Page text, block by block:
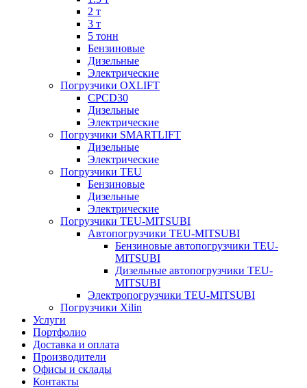
2 т
3 т
5 тонн
Бензиновые
Дизельные
Электрические
Погрузчики OXLIFT
CPCD30
Дизельные
Электрические
Погрузчики SMARTLIFT
Дизельные
Электрические
Погрузчики TEU
Бензиновые
Дизельные
Электрические
Погрузчики TEU-MITSUBI
Автопогрузчики TEU-MITSUBI
Бензиновые автопогрузчики TEU-
MITSUBI
Дизельные автопогрузчики TEU-
MITSUBI
Электропогрузчики TEU-MITSUBI
Погрузчики Xilin
Услуги
Портфолио
Доставка и оплата
Производители
Офисы и склады
Контакты